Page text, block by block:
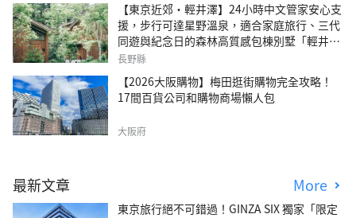
【東京近郊・輕井澤】24小時中文管家安心支
援，步行可達星野溫泉，適合家庭旅行、三代
同遊與紀念日的森林高質感包棟別墅「輕井澤
森四季VILLA」
長野縣
【2026大阪購物】梅田逛街購物完全攻略！
17間百貨公司和購物商場懶人包
大阪府
最新文章 More
東京旅行絕不可錯過！GINZA SIX 獨家「限定